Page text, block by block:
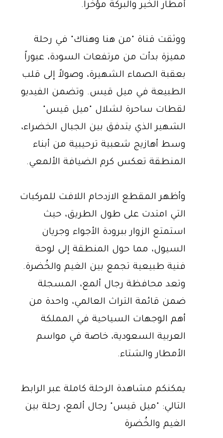
أمطار الخير والبركة مؤخراً.
ووثقت قناة "من هنا وهناك" في رحلة
مميزة بدأت من مرتفعات السودة، عبوراً
بعقبة الصماء الشهيرة، وصولاً إلى قلب
الطبيعة في ميل قيس. وتضمن الفيديو
لقطات ساحرة لشلال "ميل قيس"
الشهير الذي يتدفق بين الجبال الخضراء،
وسط أهازيج شعبية ترحيبية من أبناء
المنطقة تعكس كرم الضيافة الألمعي.
وأظهر المقطع الازدحام اللافت للمركبات
التي امتدت على طول الطريق، حيث
استمتع الزوار ببرودة الأجواء وجريان
السيول، مما حول المنطقة إلى لوحة
فنية طبيعية تجمع بين الغيم والخُضرة.
وتعد محافظة رجال ألمع، المسجلة
ضمن قائمة التراث العالمي، واحدة من
أهم الوجهات السياحية في المملكة
العربية السعودية، خاصة في مواسم
الأمطار والشتاء.
يمكنكم مشاهدة الرحلة كاملة عبر الرابط
التالي: "ميل قيس" رجال ألمع، رحلة بين
الغيم والخُضرة